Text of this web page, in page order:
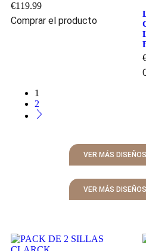
€119.99
Comprar el producto
1
2
VER MÁS
VER MÁS